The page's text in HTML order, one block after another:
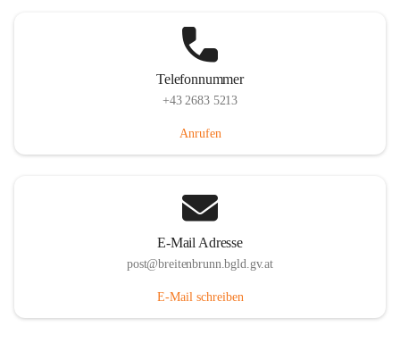
Telefonnummer
+43 2683 5213
Anrufen
E-Mail Adresse
post@breitenbrunn.bgld.gv.at
E-Mail schreiben